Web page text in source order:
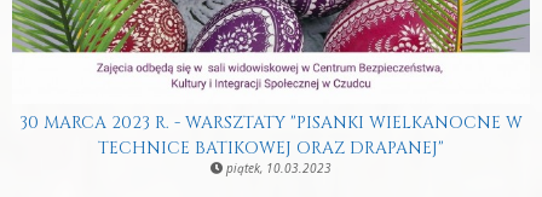
30 MARCA 2023 R. - WARSZTATY "PISANKI WIELKANOCNE W
TECHNICE BATIKOWEJ ORAZ DRAPANEJ"
piątek, 10.03.2023